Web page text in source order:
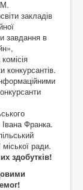
закладів
завдання в
конкурсантів.
Івана Франка.
ради.
здобутків!